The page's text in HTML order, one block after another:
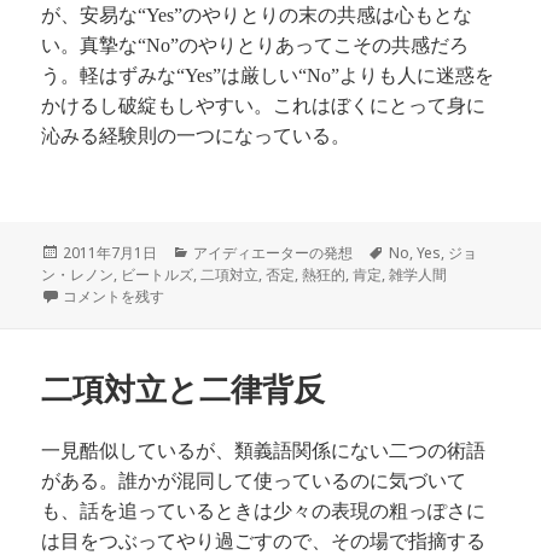
が、安易な“Yes”のやりとりの末の共感は心もとな
い。真摯な“No”のやりとりあってこその共感だろ
う。軽はずみな“Yes”は厳しい“No”よりも人に迷惑を
かけるし破綻もしやすい。これはぼくにとって身に
沁みる経験則の一つになっている。
投
稿
日:
2011年7月1日
カ
テ
アイディエーターの発想
タ
グ
No,Yes, ジョ
ン・レノン, ビートルズ,二項対立,否定,熱狂的,肯定,雑学人間
キーワードの差し替え に
コメントを残す
二項対立と二律背反
一見酷似しているが、類義語関係にない二つの術語
がある。誰かが混同して使っているのに気づいて
も、話を追っているときは少々の表現の粗っぽさに
は目をつぶってやり過ごすので、その場で指摘する